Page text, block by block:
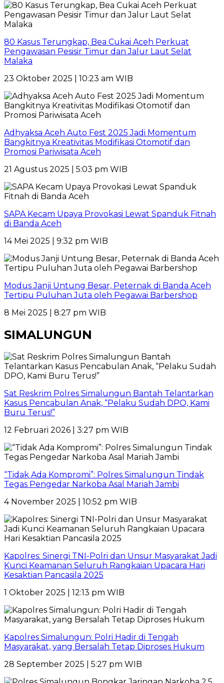
80 Kasus Terungkap, Bea Cukai Aceh Perkuat
Pengawasan Pesisir Timur dan Jalur Laut Selat
Malaka
23 Oktober 2025 | 10:23 am WIB
Adhyaksa Aceh Auto Fest 2025 Jadi Momentum
Bangkitnya Kreativitas Modifikasi Otomotif dan
Promosi Pariwisata Aceh
21 Agustus 2025 | 5:03 pm WIB
SAPA Kecam Upaya Provokasi Lewat Spanduk Fitnah
di Banda Aceh
14 Mei 2025 | 9:32 pm WIB
Modus Janji Untung Besar, Peternak di Banda Aceh
Tertipu Puluhan Juta oleh Pegawai Barbershop
8 Mei 2025 | 8:27 pm WIB
SIMALUNGUN
Sat Reskrim Polres Simalungun Bantah Telantarkan
Kasus Pencabulan Anak, “Pelaku Sudah DPO, Kami
Buru Terus!”
12 Februari 2026 | 3:27 pm WIB
“Tidak Ada Kompromi”: Polres Simalungun Tindak
Tegas Pengedar Narkoba Asal Mariah Jambi
4 November 2025 | 10:52 pm WIB
Kapolres: Sinergi TNI-Polri dan Unsur Masyarakat Jadi
Kunci Keamanan Seluruh Rangkaian Upacara Hari
Kesaktian Pancasila 2025
1 Oktober 2025 | 12:13 pm WIB
Kapolres Simalungun: Polri Hadir di Tengah
Masyarakat, yang Bersalah Tetap Diproses Hukum
28 September 2025 | 5:27 pm WIB